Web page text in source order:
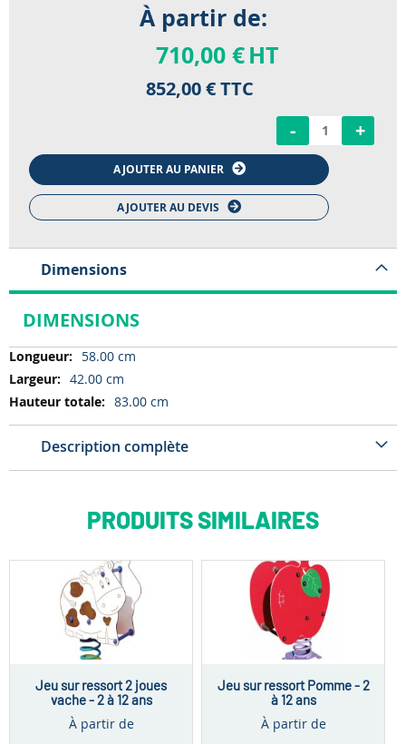
À partir de:
710,00 €HT
852,00 €TTC
-
+
AJOUTER AU PANIER
AJOUTER AU DEVIS
Dimensions
DIMENSIONS
Dimensions
58.00 cm
42.00 cm
83.00 cm
Description complète
PRODUITS SIMILAIRES
Jeu sur ressort 2 joues
vache - 2 à 12 ans
À partir de
Jeu sur ressort Pomme - 2
à 12 ans
À partir de